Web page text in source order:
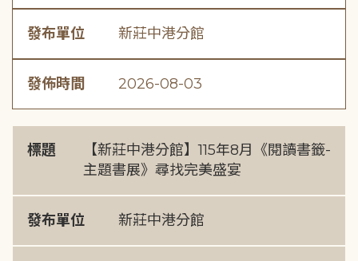
發布單位 新莊中港分館
發佈時間 2026-08-03
標題
【新莊中港分館】115年8月《閱讀書籤-
主題書展》尋找完美盛宴
發布單位 新莊中港分館